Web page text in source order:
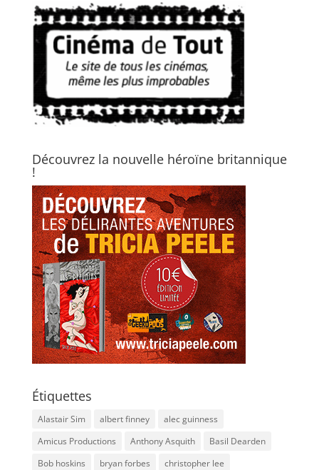
Découvrez la nouvelle héroïne britannique
!
Étiquettes
Alastair Sim albert finney
alec guinness
Amicus Productions
Anthony Asquith
Basil Dearden
Bob hoskins
bryan forbes
christopher lee